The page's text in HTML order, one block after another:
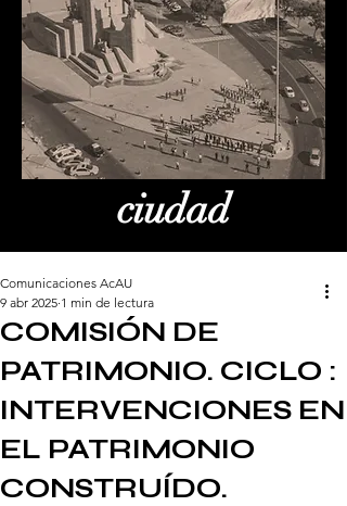
ciudad
COMISIÓN DE
PATRIMONIO. CICLO :
INTERVENCIONES EN
EL PATRIMONIO
CONSTRUÍDO.
Comunicaciones AcAU
9 abr 2025 1 min de lectura